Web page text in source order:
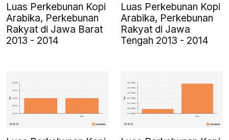
Luas Perkebunan Kopi
Arabika, Perkebunan
Rakyat di Jawa Barat
2013 - 2014
Luas Perkebunan Kopi
Arabika, Perkebunan
Rakyat di Jawa
Tengah 2013 - 2014